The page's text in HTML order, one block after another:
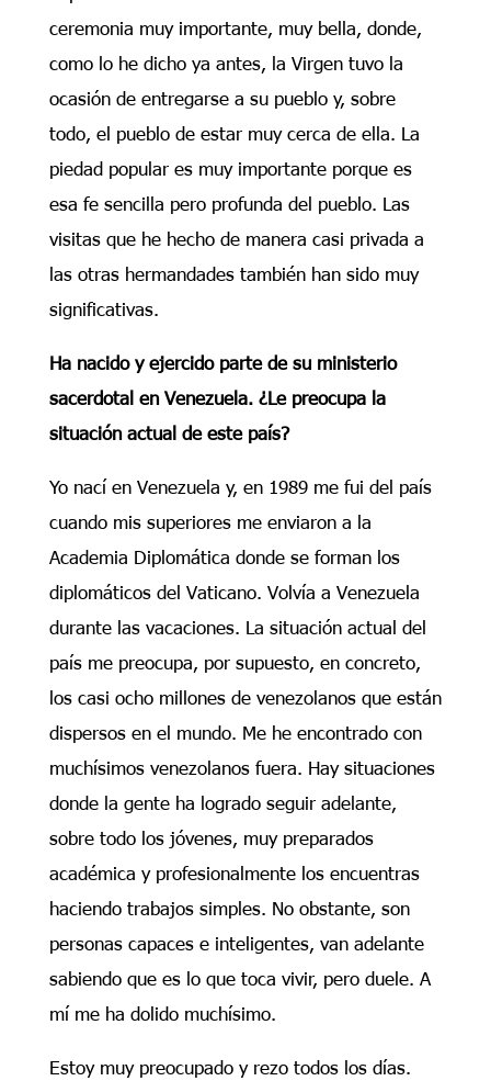
ceremonia muy importante, muy bella, donde,
como lo he dicho ya antes, la Virgen tuvo la
ocasión de entregarse a su pueblo y, sobre
todo, el pueblo de estar muy cerca de ella. La
piedad popular es muy importante porque es
esa fe sencilla pero profunda del pueblo. Las
visitas que he hecho de manera casi privada a
las otras hermandades también han sido muy
significativas.
Ha nacido y ejercido parte de su ministerio
sacerdotal en Venezuela. ¿Le preocupa la
situación actual de este país?
Yo nací en Venezuela y, en 1989 me fui del país
cuando mis superiores me enviaron a la
Academia Diplomática donde se forman los
diplomáticos del Vaticano. Volvía a Venezuela
durante las vacaciones. La situación actual del
país me preocupa, por supuesto, en concreto,
los casi ocho millones de venezolanos que están
dispersos en el mundo. Me he encontrado con
muchísimos venezolanos fuera. Hay situaciones
donde la gente ha logrado seguir adelante,
sobre todo los jóvenes, muy preparados
académica y profesionalmente los encuentras
haciendo trabajos simples. No obstante, son
personas capaces e inteligentes, van adelante
sabiendo que es lo que toca vivir, pero duele. A
mí me ha dolido muchísimo.
Estoy muy preocupado y rezo todos los días.